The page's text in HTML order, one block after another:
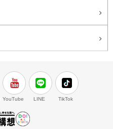
YouTube LINE TikTok